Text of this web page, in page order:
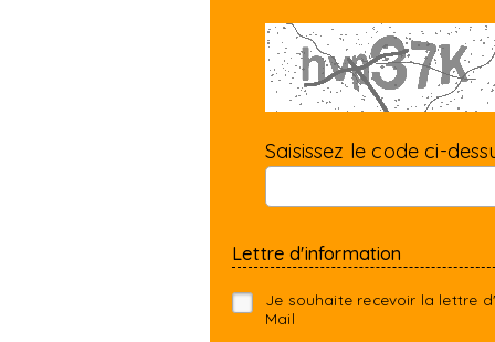
Saisissez le code ci-
Lettre d'information
Je souhaite recevoir la lettre
Mail